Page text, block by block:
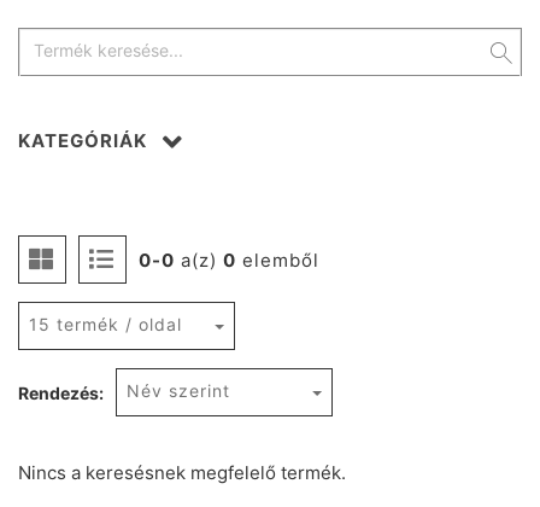
0-0 a(z) 0 elemből
15 termék / oldal
Rendezés: Név szerint
Nincs a keresésnek megfelelő termék.
KATEGÓRIÁK